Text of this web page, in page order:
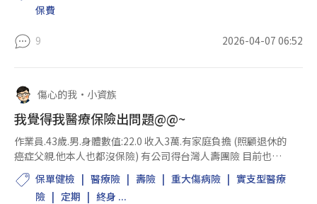
保費
9 2026-04-07 06:52
傷心的我 • 小資族
我覺得我醫療保險出問題@@~
作業員.43歲.男.身體數值:22.0 收入3萬.有家庭負擔 (照顧退休的
癌症父親.他本人也都沒保險) 有公司得台灣人壽團險 目前也買
新保險第3個月了 保險名稱:安達人壽新終身醫靠終身醫療保險
WLK (20年.固定保費月繳2839.保...
保單健檢 醫療險 壽險 重大傷病險
實支型醫療
險
定期
終身 ...